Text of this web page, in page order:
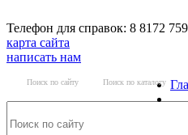
Телефон для справок: 8 8172
карта сайта
написать нам
Поиск по сайту Поиск по каталогу